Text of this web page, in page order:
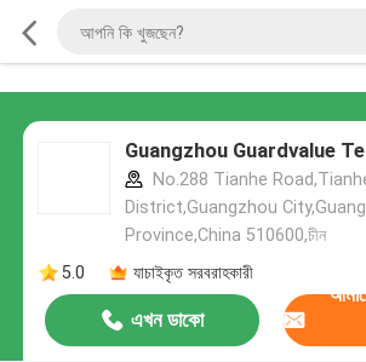
Guangzhou Guardvalue
No.288 Tianhe
District,Guangzhou
Province,China 510600,চীন
5.0
যাচাইকৃত সরবরাহকারী
এখন ডাকো